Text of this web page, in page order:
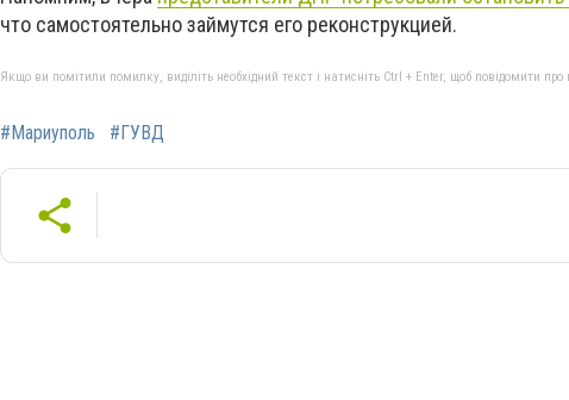
что самостоятельно займутся его реконструкцией.
Якщо ви помітили помилку, виділіть необхідний текст і натисніть Ctrl + Enter, щоб повідомити про
#Мариуполь #ГУВД